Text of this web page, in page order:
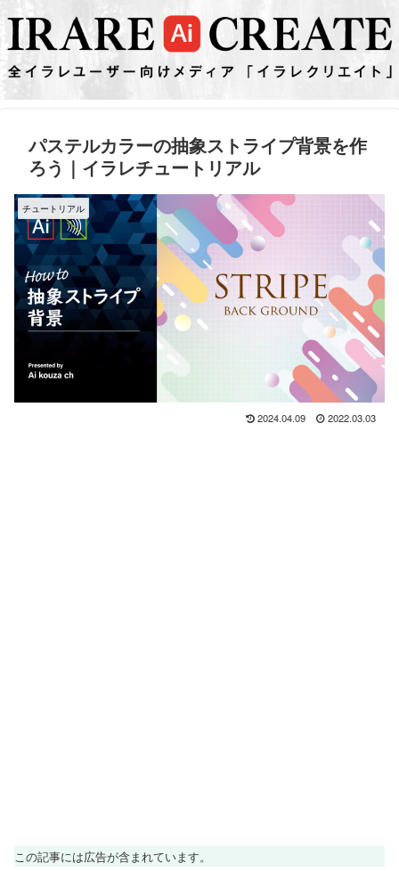
パステルカラーの抽象ストライプ背景を作
ろう｜イラレチュートリアル
チュートリアル
2024.04.09 2022.03.03
この記事には広告が含まれています。